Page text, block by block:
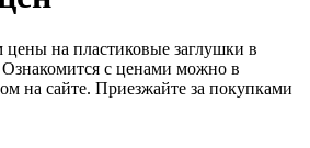
на пластиковые заглушки в
с ценами можно в
на сайте. Приезжайте за покупками